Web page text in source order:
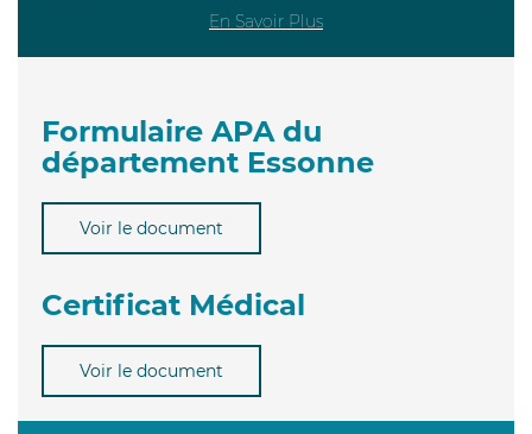
En Savoir Plus
Formulaire APA du
département Essonne
Voir le document
Certificat Médical
Voir le document